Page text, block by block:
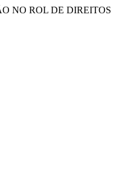
NO ROL DE DIREITOS